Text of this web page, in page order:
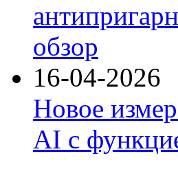
обзор
16-04-2026
Новое
AI с